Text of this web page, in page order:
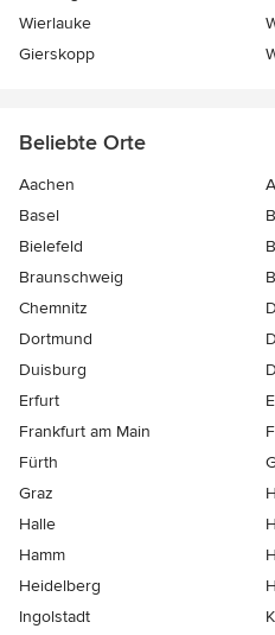
Wierlauke
Gierskopp
Beliebte Orte
Aachen
Basel
Bielefeld
Braunschweig
Chemnitz
Dortmund
Duisburg
Erfurt
Frankfurt am Main
Fürth
Graz
Halle
Hamm
Heidelberg
Ingolstadt